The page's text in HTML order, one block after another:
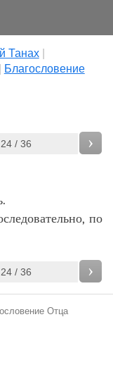
Танах|
Благословение
/ 36 ›
по
/ 36 ›
Отца